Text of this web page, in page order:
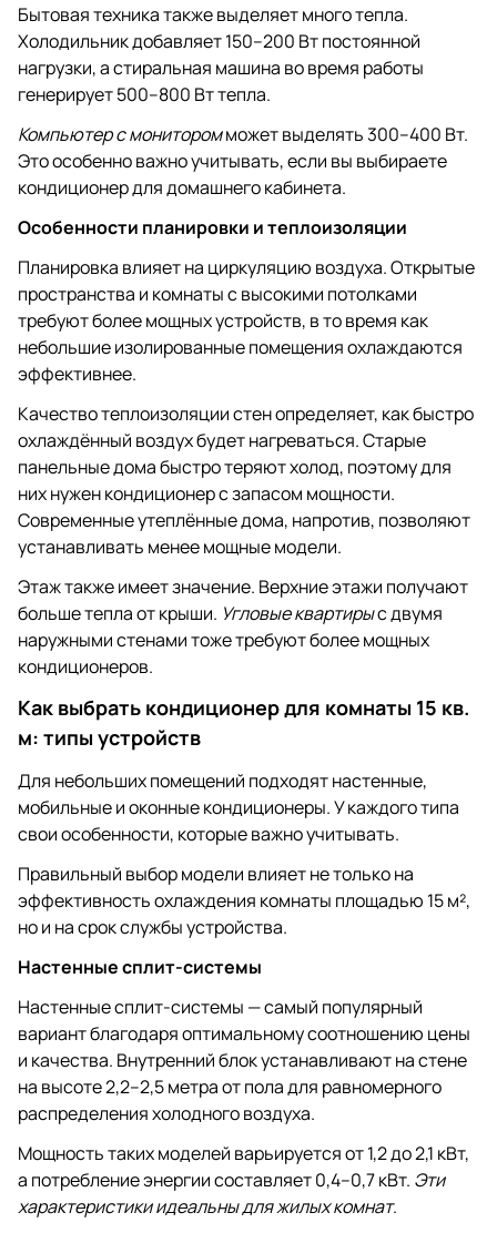
Бытовая техника также выделяет много тепла.
Холодильник добавляет 150–200 Вт постоянной
нагрузки, а стиральная машина во время работы
генерирует 500–800 Вт тепла.
Компьютер с мониторомможет выделять 300–400 Вт.
Это особенно важно учитывать, если вы выбираете
кондиционер для домашнего кабинета.
Особенности планировки и теплоизоляции
Планировка влияет на циркуляцию воздуха. Открытые
пространства и комнаты с высокими потолками
требуют более мощных устройств, в то время как
небольшие изолированные помещения охлаждаются
эффективнее.
Качество теплоизоляции стен определяет, как быстро
охлаждённый воздух будет нагреваться. Старые
панельные дома быстро теряют холод, поэтому для
них нужен кондиционер с запасом мощности.
Современные утеплённые дома, напротив, позволяют
устанавливать менее мощные модели.
Этаж также имеет значение. Верхние этажи получают
больше тепла от крыши. Угловые квартирыс двумя
наружными стенами тоже требуют более мощных
кондиционеров.
Как выбрать кондиционер для комнаты 15 кв.
м: типы устройств
Для небольших помещений подходят настенные,
мобильные и оконные кондиционеры. У каждого типа
свои особенности, которые важно учитывать.
Правильный выбор модели влияет не только на
эффективность охлаждения комнаты площадью 15 м²,
но и на срок службы устройства.
Настенные сплит-системы
Настенные сплит-системы — самый популярный
вариант благодаря оптимальному соотношению цены
и качества. Внутренний блок устанавливают на стене
на высоте 2,2–2,5 метра от пола для равномерного
распределения холодного воздуха.
Мощность таких моделей варьируется от 1,2 до 2,1 кВт,
а потребление энергии составляет 0,4–0,7 кВт. Эти
характеристики идеальны для жилых комнат.